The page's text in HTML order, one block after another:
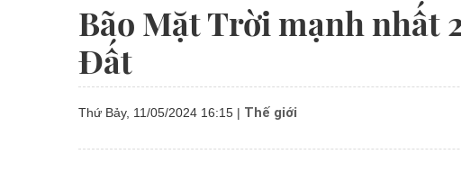
Bão Mặt Trời mạnh nhất
Đất
Thứ Bảy, 11/05/2024 16:15 | Thế giới